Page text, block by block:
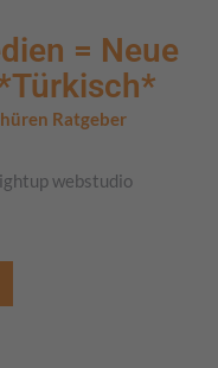
= Neue
Ratgeber
webstudio